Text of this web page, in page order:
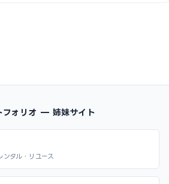
フォリオ — 姉妹サイト
ンタル・リユース